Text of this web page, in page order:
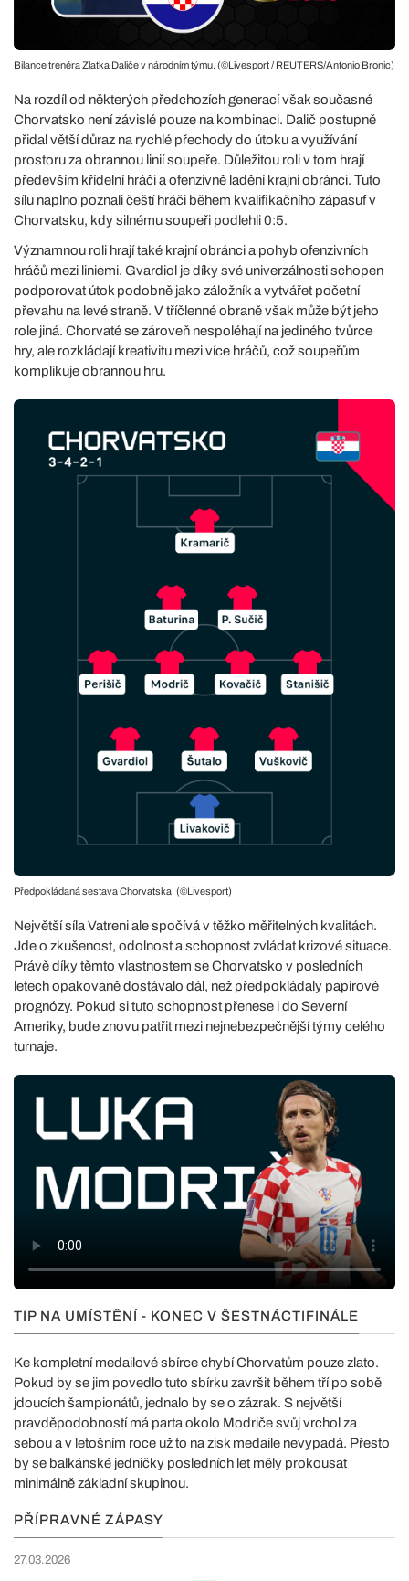
Bilance trenéra Zlatka Daliče v národním týmu. (©Livesport / REUTERS/Antonio Bronic)
Na rozdíl od některých předchozích generací však současné
Chorvatsko není závislé pouze na kombinaci. Dalič postupně
přidal větší důraz na rychlé přechody do útoku a využívání
prostoru za obrannou linií soupeře. Důležitou roli v tom hrají
především křídelní hráči a ofenzivně ladění krajní obránci. Tuto
sílu naplno poznali čeští hráči během kvalifikačního zápasuf v
Chorvatsku, kdy silnému soupeři podlehli 0:5.
Významnou roli hrají také krajní obránci a pohyb ofenzivních
hráčů mezi liniemi. Gvardiol je díky své univerzálnosti schopen
podporovat útok podobně jako záložník a vytvářet početní
převahu na levé straně. V tříčlenné obraně však může být jeho
role jiná. Chorvaté se zároveň nespoléhají na jediného tvůrce
hry, ale rozkládají kreativitu mezi více hráčů, což soupeřům
komplikuje obrannou hru.
Předpokládaná sestava Chorvatska. (©Livesport)
Největší síla Vatreni ale spočívá v těžko měřitelných kvalitách.
Jde o zkušenost, odolnost a schopnost zvládat krizové situace.
Právě díky těmto vlastnostem se Chorvatsko v posledních
letech opakovaně dostávalo dál, než předpokládaly papírové
prognózy. Pokud si tuto schopnost přenese i do Severní
Ameriky, bude znovu patřit mezi nejnebezpečnější týmy celého
turnaje.
TIP NA UMÍSTĚNÍ - KONEC V ŠESTNÁCTIFINÁLE
Ke kompletní medailové sbírce chybí Chorvatům pouze zlato.
Pokud by se jim povedlo tuto sbírku završit během tří po sobě
jdoucích šampionátů, jednalo by se o zázrak. S největší
pravděpodobností má parta okolo Modriče svůj vrchol za
sebou a v letošním roce už to na zisk medaile nevypadá. Přesto
by se balkánské jedničky posledních let měly prokousat
minimálně základní skupinou.
PŘÍPRAVNÉ ZÁPASY
27.03.2026